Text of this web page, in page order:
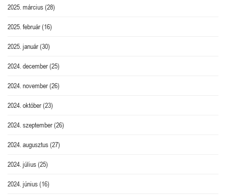
2025. március(28)
2025. február(16)
2025. január(30)
2024. december(25)
2024. november(26)
2024. október(23)
2024. szeptember(26)
2024. augusztus(27)
2024. július(25)
2024. június(16)